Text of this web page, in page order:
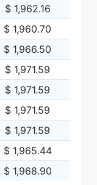
$ 1,962.16
$ 1,960.70
$ 1,966.50
$ 1,971.59
$ 1,971.59
$ 1,971.59
$ 1,971.59
$ 1,965.44
$ 1,968.90